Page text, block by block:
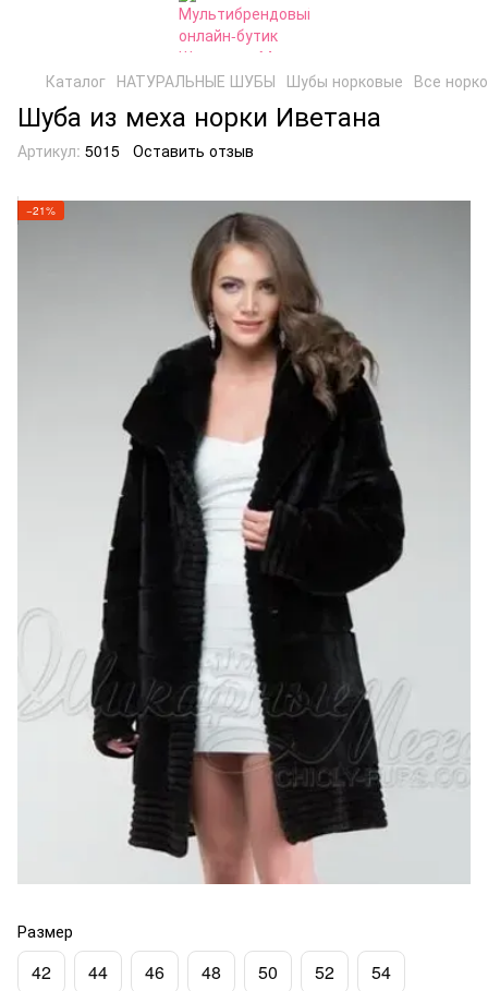
Каталог НАТУРАЛЬНЫЕ ШУБЫ Шубы норковые Все
Шуба из меха норки Иветана
Артикул: 5015 Оставить отзыв
−21%
Размер
42 44 46 48 50 52 54